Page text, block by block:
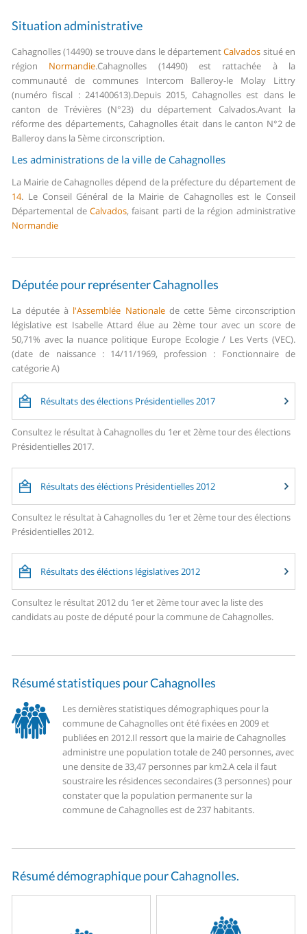
Situation administrative
Cahagnolles (14490) se trouve dans le départementCalvados situé en
région Normandie.Cahagnolles (14490) est rattachée à la
communauté de communes Intercom Balleroy-le Molay Littry
(numéro fiscal : 241400613).Depuis 2015, Cahagnolles est dans le
canton de Trévières (N°23) du département Calvados.Avant la
réforme des départements, Cahagnolles était dans le canton N°2 de
Balleroy dans la 5ème circonscription.
Les administrations de la ville de Cahagnolles
La Mairie de Cahagnolles dépend de la préfecture du département de
14. Le Conseil Général de la Mairie de Cahagnolles est le Conseil
Départemental de Calvados, faisant parti de la région administrative
Normandie
Députée pour représenter Cahagnolles
La députée à l'Assemblée Nationalede cette 5ème circonscription
législative est Isabelle Attard élue au 2ème tour avec un score de
50,71% avec la nuance politique Europe Ecologie / Les Verts (VEC).
(date de naissance : 14/11/1969, profession : Fonctionnaire de
catégorie A)
Résultats des élections Présidentielles 2017
Consultez le résultat à Cahagnolles du 1er et 2ème tour des élections
Présidentielles 2017.
Résultats des éléctions Présidentielles 2012
Consultez le résultat à Cahagnolles du 1er et 2ème tour des élections
Présidentielles 2012.
Résultats des éléctions législatives 2012
Consultez le résultat 2012 du 1er et 2ème tour avec la liste des
candidats au poste de député pour la commune de Cahagnolles.
Résumé statistiques pour Cahagnolles
Les dernières statistiques démographiques pour la
commune de Cahagnolles ont été fixées en 2009 et
publiées en 2012.Il ressort que la mairie de Cahagnolles
administre une population totale de 240 personnes, avec
une densite de 33,47 personnes par km2.A cela il faut
soustraire les résidences secondaires (3 personnes) pour
constater que la population permanente sur la
commune de Cahagnolles est de 237 habitants.
Résumé démographique pour Cahagnolles.